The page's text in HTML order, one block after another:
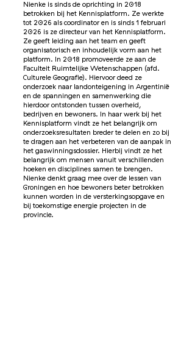
Nienke is sinds de oprichting in 2018
betrokken bij het Kennisplatform. Ze werkte
tot 2026 als coordinator en is sinds 1 februari
2026 is ze directeur van het Kennisplatform.
Ze geeft leiding aan het team en geeft
organisatorisch en inhoudelijk vorm aan het
platform. In 2018 promoveerde ze aan de
Faculteit Ruimtelijke Wetenschappen (afd.
Culturele Geografie). Hiervoor deed ze
onderzoek naar landonteigening in Argentinië
en de spanningen en samenwerking die
hierdoor ontstonden tussen overheid,
bedrijven en bewoners. In haar werk bij het
Kennisplatform vindt ze het belangrijk om
onderzoeksresultaten breder te delen en zo bij
te dragen aan het verbeteren van de aanpak in
het gaswinningsdossier. Hierbij vindt ze het
belangrijk om mensen vanuit verschillenden
hoeken en disciplines samen te brengen.
Nienke denkt graag mee over de lessen van
Groningen en hoe bewoners beter betrokken
kunnen worden in de versterkingsopgave en
bij toekomstige energie projecten in de
provincie.